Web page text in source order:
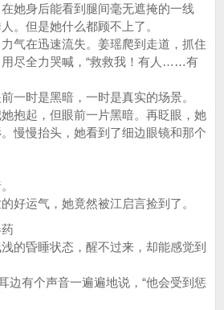
身后能看到腿间毫无遮掩的一线
。但是她什么都顾不上了。
在迅速流失。姜瑶爬到走道，抓住
尽全力哭喊，“救救我！有人……有
时是黑暗，一时是真实的场景。
起，但眼前一片黑暗。再眨眼，她
慢慢抬头，她看到了细边眼镜和那个
运气，她竟然被江启言捡到了。
昏睡状态，醒不过来，却能感觉到
有个声音一遍遍地说，“他会受到惩